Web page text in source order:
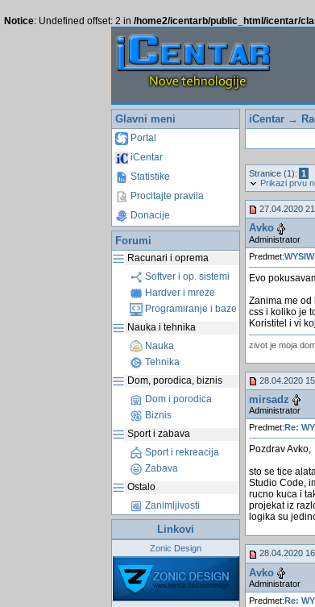
Notice: Undefined offset: 2 in /home2/icentarb/public_html/icentar/
Glavni meni
Portal
iCentar
Statistike
Procitajte pravila
Donacije
Forumi
Racunari i oprema
Softver i op. sistemi
Hardver i mreze
Programiranje i baze
Nauka i tehnika
Nauka
Tehnika
Dom, porodica, biznis
Dom i porodica
Biznis
Sport i zabava
Sport i rekreacija
Zabava
Ostalo
Zanimljivosti
Linkovi
Zonic Design
iCentar→
Stranice (1): 1
Prikazi prvu
27.04.2020
Avko
Administrator
Predmet:
Evo
Zanima me od
css i koliko je
Koristitel i vi
zivot je moja
28.04.2020
mirsadz
Administrator
Predmet: Re:
Pozdrav Avko,
sto se tice
Studio Code,
rucno kuca i
projekat iz
logika su
28.04.2020
Avko
Administrator
Predmet:Re: